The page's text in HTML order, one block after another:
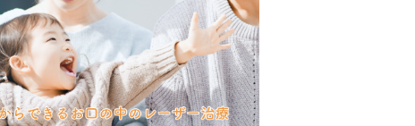
無痛治療 高齢者歯科・入れ歯